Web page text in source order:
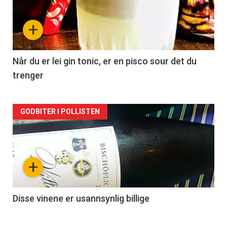
nå
-
2
+
Når du er lei gin tonic, er en pisco sour det du
trenger
Forsiden
akkurat
nå
3
+
GODBITER I POLLISTEN
Disse vinene er usannsynlig billige